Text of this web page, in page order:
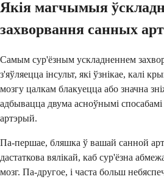
Якія магчымыя
захворвання санных
Самым сур'ёзным ускладненнем
з'яўляецца інсульт, які ўзнікае, калі
мозгу цалкам блакуецца або значна
адбывацца двума асноўнымі
артэрый.
Па-першае, бляшка ў вашай санной
дастаткова вялікай, каб сур'ёзна
мозг. Па-другое, і часта больш